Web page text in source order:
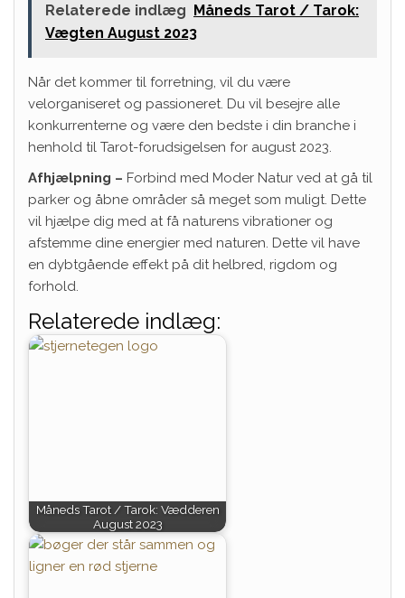
Relaterede indlæg Måneds Tarot / Tarok:
Vægten August 2023
Når det kommer til forretning, vil du være
velorganiseret og passioneret. Du vil besejre alle
konkurrenterne og være den bedste i din branche i
henhold til Tarot-forudsigelsen for august 2023.
Afhjælpning – Forbind med Moder Natur ved at gå til
parker og åbne områder så meget som muligt. Dette
vil hjælpe dig med at få naturens vibrationer og
afstemme dine energier med naturen. Dette vil have
en dybtgående effekt på dit helbred, rigdom og
forhold.
Relaterede indlæg:
Måneds Tarot / Tarok: Vædderen
August 2023